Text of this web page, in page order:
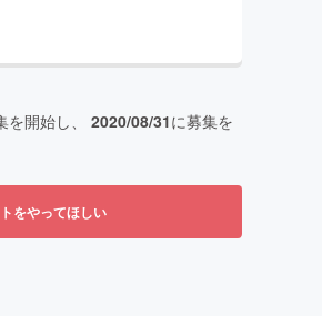
を開始し、 2020/08/31に募集を
をやってほしい